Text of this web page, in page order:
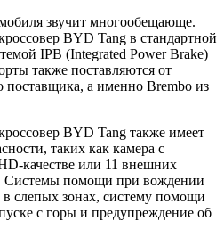
звучит многообещающе.
BYD Tang в стандартной
IPB (Integrated Power Brake)
также поставляются от
поставщика, а именно Brembo из
BYD Tang также имеет
таких как камера с
качестве или 11 внешних
Системы помощи при вождении
слепых зонах, систему помощи
с горы и предупреждение об